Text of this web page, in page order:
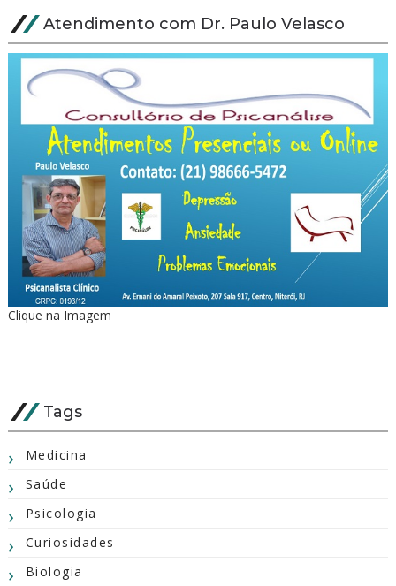
Atendimento com Dr. Paulo Velasco
Clique na Imagem
Tags
Medicina
Saúde
Psicologia
Curiosidades
Biologia